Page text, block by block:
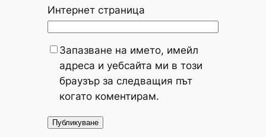
Интернет страница
Запазване на името, имейл
адреса и уебсайта ми в този
браузър за следващия път
когато коментирам.